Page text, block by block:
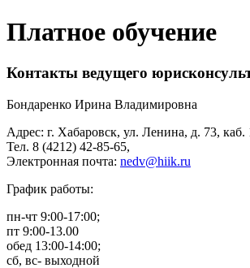
Платное обучение
Контакты ведущего
Бондаренко Ирина Владимировна
Адрес: г. Хабаровск, ул. Ленина, д. 73, каб.
Тел. 8 (4212) 42-85-65,
Электронная почта: nedv@hiik.ru
График работы:
пн-чт 9:00-17:00;
пт 9:00-13.00
обед 13:00-14:00;
сб, вс- выходной